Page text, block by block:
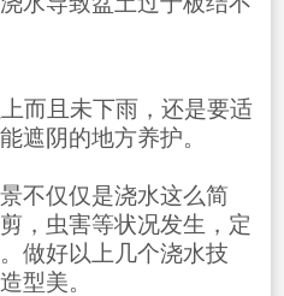
而且未下雨，还是要适
遮阴的地方养护。
不仅仅是浇水这么简
，虫害等状况发生，定
做好以上几个浇水技
型美。